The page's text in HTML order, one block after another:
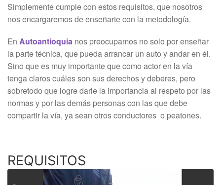
Simplemente cumple con estos requisitos, que nosotros
nos encargaremos de enseñarte con la metodología.
En Autoantioquia nos preocupamos no solo por enseñar
la parte técnica, que pueda arrancar un auto y andar en él.
Sino que es muy importante que como actor en la vía
tenga claros cuáles son sus derechos y deberes, pero
sobretodo que logre darle la importancia al respeto por las
normas y por las demás personas con las que debe
compartir la vía, ya sean otros conductores o peatones.
REQUISITOS